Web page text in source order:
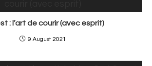
: l’art de courir (avec esprit)
9 August 2021